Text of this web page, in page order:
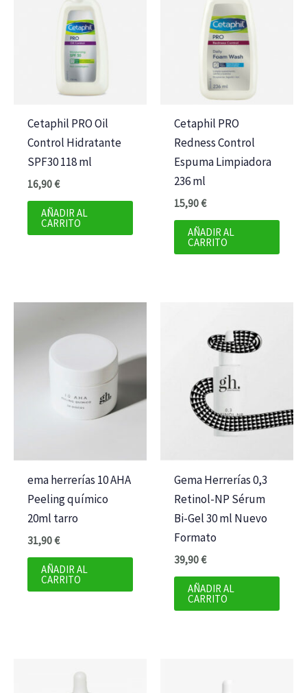
Cetaphil PRO Oil
Control Hidratante
SPF30 118 ml
16,90€
AÑADIR AL
CARRITO
Cetaphil PRO
Redness Control
Espuma Limpiadora
236 ml
15,90€
AÑADIR AL
CARRITO
ema herrerías 10 AHA
Peeling químico
20ml tarro
31,90€
AÑADIR AL
CARRITO
Gema Herrerías 0,3
Retinol-NP Sérum
Bi-Gel 30 ml Nuevo
Formato
39,90€
AÑADIR AL
CARRITO